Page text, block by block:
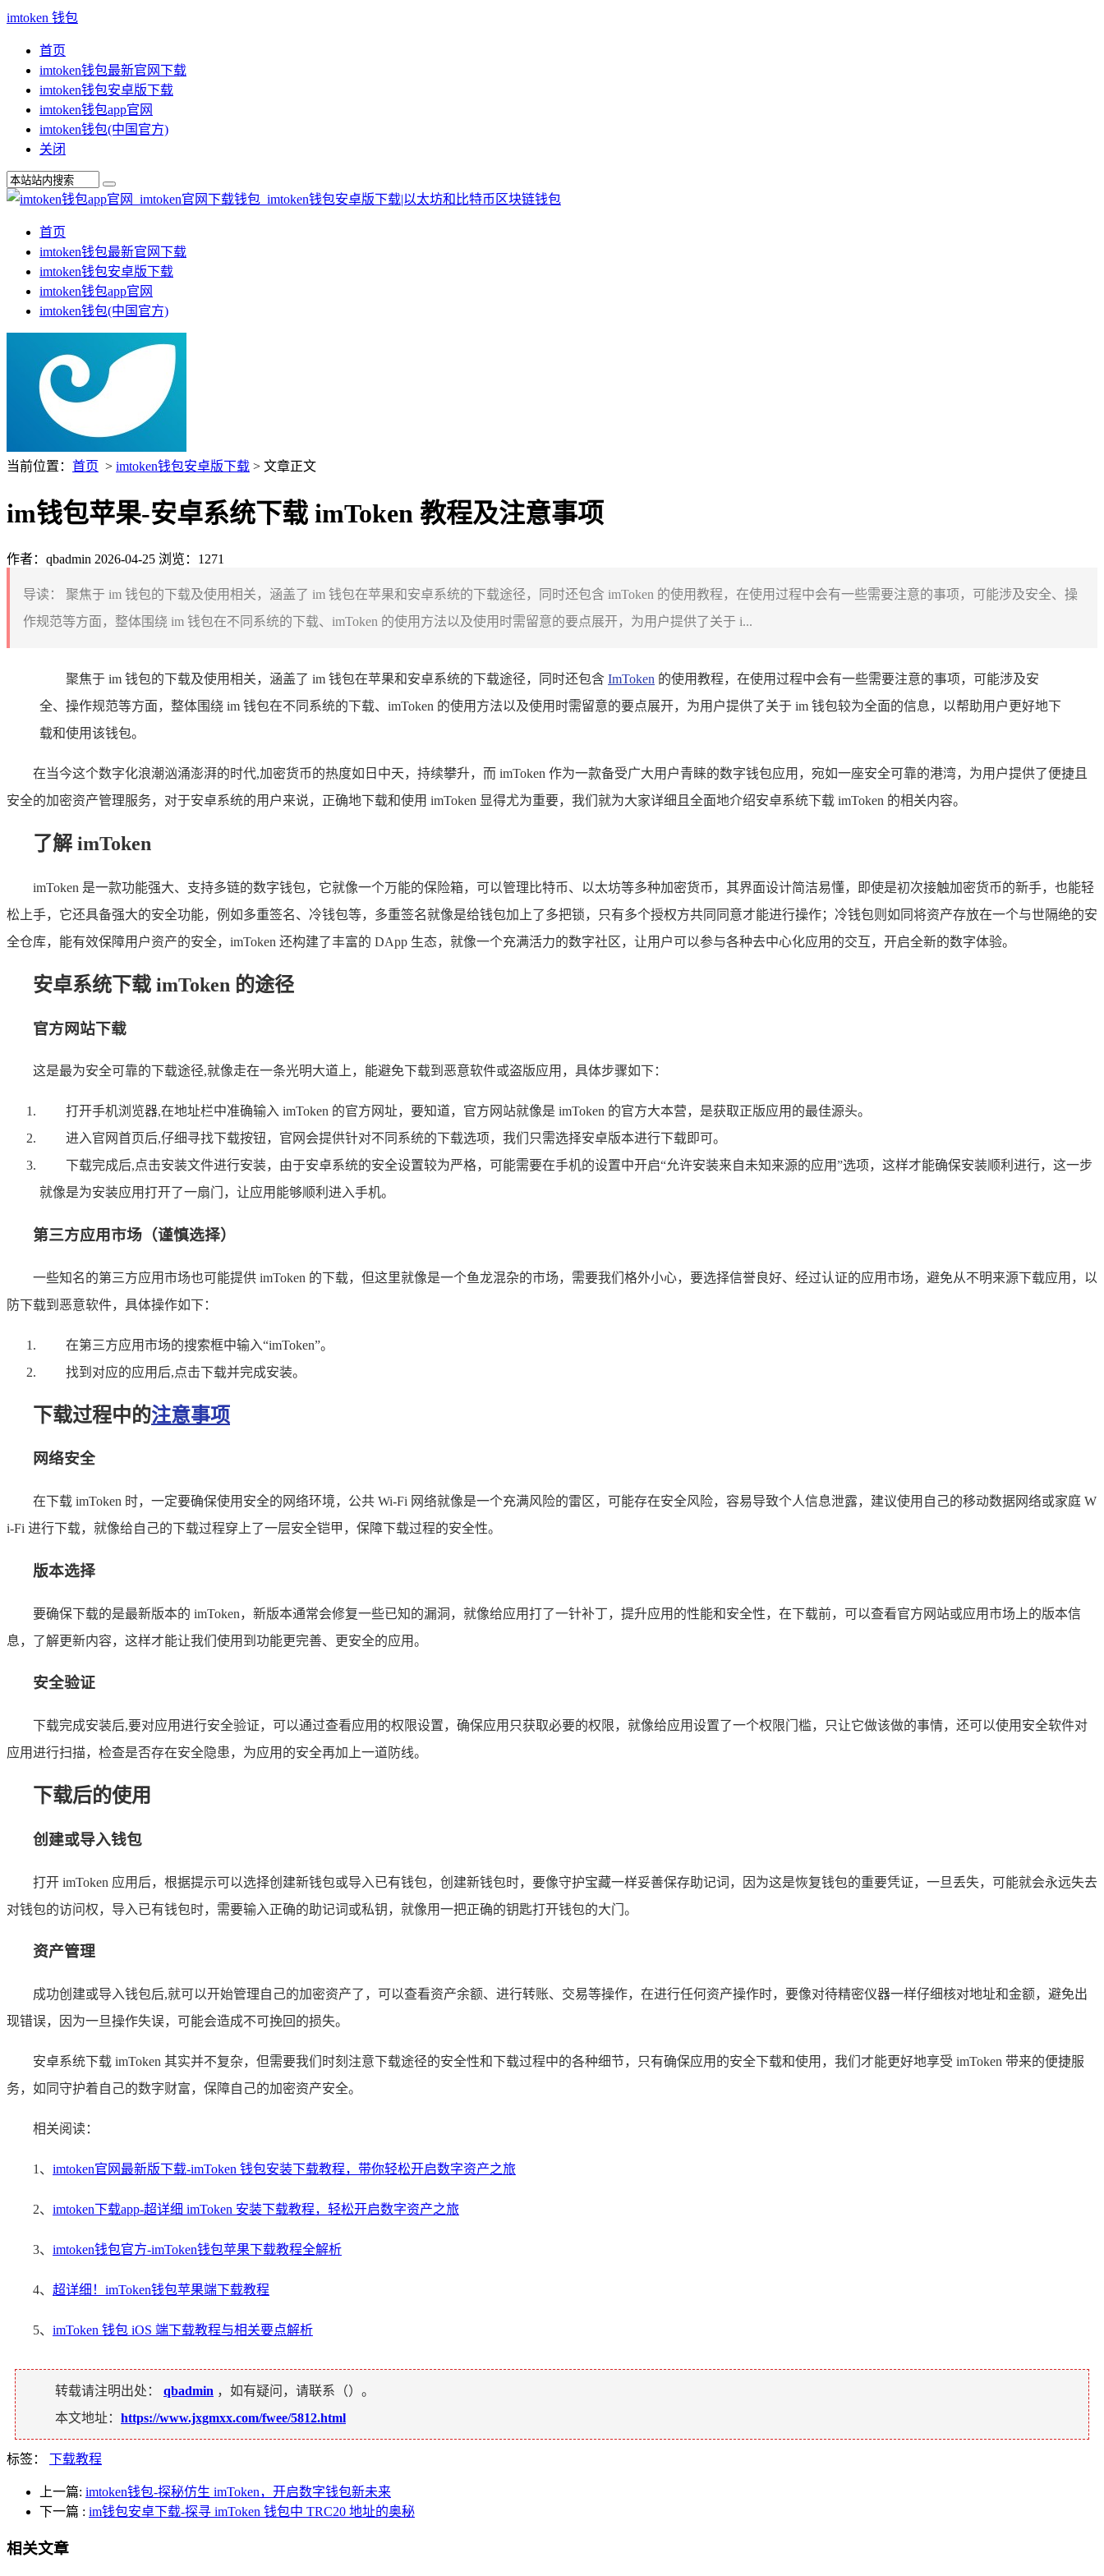
imtoken 钱包
首页
imtoken钱包最新官网下载
imtoken钱包安卓版下载
imtoken钱包app官网
imtoken钱包(中国官方)
关闭
首页
imtoken钱包最新官网下载
imtoken钱包安卓版下载
imtoken钱包app官网
imtoken钱包(中国官方)
当前位置： 首页 > imtoken钱包安卓版下载 > 文章正文
im钱包苹果-安卓系统下载 imToken 教程及注意事项
作者：qbadmin 2026-04-25 浏览：1271
导读：
聚焦于 im 钱包的下载及使用相关，涵盖了 im 钱包在苹果和安卓系统的下载途径，同时还包含 imToken 的使用教程，在使用过程中会有一些需要注意的事项，可能涉及安全、操
作规范等方面，整体围绕 im 钱包在不同系统的下载、imToken 的使用方法以及使用时需留意的要点展开，为用户提供了关于 i...
聚焦于 im 钱包的下载及使用相关，涵盖了 im 钱包在苹果和安卓系统的下载途径，同时还包含 ImToken 的使用教程，在使用过程中会有一些需要注意的事项，可能涉及安
全、操作规范等方面，整体围绕 im 钱包在不同系统的下载、imToken 的使用方法以及使用时需留意的要点展开，为用户提供了关于 im 钱包较为全面的信息，以帮助用户更好地下
载和使用该钱包。
在当今这个数字化浪潮汹涌澎湃的时代,加密货币的热度如日中天，持续攀升，而 imToken 作为一款备受广大用户青睐的数字钱包应用，宛如一座安全可靠的港湾，为用户提供了便捷且
安全的加密资产管理服务，对于安卓系统的用户来说，正确地下载和使用 imToken 显得尤为重要，我们就为大家详细且全面地介绍安卓系统下载 imToken 的相关内容。
了解 imToken
imToken 是一款功能强大、支持多链的数字钱包，它就像一个万能的保险箱，可以管理比特币、以太坊等多种加密货币，其界面设计简洁易懂，即使是初次接触加密货币的新手，也能轻
松上手，它还具备强大的安全功能，例如多重签名、冷钱包等，多重签名就像是给钱包加上了多把锁，只有多个授权方共同同意才能进行操作；冷钱包则如同将资产存放在一个与世隔绝的安
全仓库，能有效保障用户资产的安全，imToken 还构建了丰富的 DApp 生态，就像一个充满活力的数字社区，让用户可以参与各种去中心化应用的交互，开启全新的数字体验。
安卓系统下载 imToken 的途径
官方网站下载
这是最为安全可靠的下载途径,就像走在一条光明大道上，能避免下载到恶意软件或盗版应用，具体步骤如下：
打开手机浏览器,在地址栏中准确输入 imToken 的官方网址，要知道，官方网站就像是 imToken 的官方大本营，是获取正版应用的最佳源头。
进入官网首页后,仔细寻找下载按钮，官网会提供针对不同系统的下载选项，我们只需选择安卓版本进行下载即可。
下载完成后,点击安装文件进行安装，由于安卓系统的安全设置较为严格，可能需要在手机的设置中开启“允许安装来自未知来源的应用”选项，这样才能确保安装顺利进行，这一步
就像是为安装应用打开了一扇门，让应用能够顺利进入手机。
第三方应用市场（谨慎选择）
一些知名的第三方应用市场也可能提供 imToken 的下载，但这里就像是一个鱼龙混杂的市场，需要我们格外小心，要选择信誉良好、经过认证的应用市场，避免从不明来源下载应用，以
防下载到恶意软件，具体操作如下：
在第三方应用市场的搜索框中输入“imToken”。
找到对应的应用后,点击下载并完成安装。
下载过程中的注意事项
网络安全
在下载 imToken 时，一定要确保使用安全的网络环境，公共 Wi-Fi 网络就像是一个充满风险的雷区，可能存在安全风险，容易导致个人信息泄露，建议使用自己的移动数据网络或家庭 W
i-Fi 进行下载，就像给自己的下载过程穿上了一层安全铠甲，保障下载过程的安全性。
版本选择
要确保下载的是最新版本的 imToken，新版本通常会修复一些已知的漏洞，就像给应用打了一针补丁，提升应用的性能和安全性，在下载前，可以查看官方网站或应用市场上的版本信
息，了解更新内容，这样才能让我们使用到功能更完善、更安全的应用。
安全验证
下载完成安装后,要对应用进行安全验证，可以通过查看应用的权限设置，确保应用只获取必要的权限，就像给应用设置了一个权限门槛，只让它做该做的事情，还可以使用安全软件对
应用进行扫描，检查是否存在安全隐患，为应用的安全再加上一道防线。
下载后的使用
创建或导入钱包
打开 imToken 应用后，根据提示可以选择创建新钱包或导入已有钱包，创建新钱包时，要像守护宝藏一样妥善保存助记词，因为这是恢复钱包的重要凭证，一旦丢失，可能就会永远失去
对钱包的访问权，导入已有钱包时，需要输入正确的助记词或私钥，就像用一把正确的钥匙打开钱包的大门。
资产管理
成功创建或导入钱包后,就可以开始管理自己的加密资产了，可以查看资产余额、进行转账、交易等操作，在进行任何资产操作时，要像对待精密仪器一样仔细核对地址和金额，避免出
现错误，因为一旦操作失误，可能会造成不可挽回的损失。
安卓系统下载 imToken 其实并不复杂，但需要我们时刻注意下载途径的安全性和下载过程中的各种细节，只有确保应用的安全下载和使用，我们才能更好地享受 imToken 带来的便捷服
务，如同守护着自己的数字财富，保障自己的加密资产安全。
相关阅读：
1、 imtoken官网最新版下载-imToken 钱包安装下载教程，带你轻松开启数字资产之旅
2、 imtoken下载app-超详细 imToken 安装下载教程，轻松开启数字资产之旅
3、 imtoken钱包官方-imToken钱包苹果下载教程全解析
4、 超详细！imToken钱包苹果端下载教程
5、 imToken 钱包 iOS 端下载教程与相关要点解析
转载请注明出处： qbadmin ，如有疑问，请联系（）。
本文地址： https://www.jxgmxx.com/fwee/5812.html
标签： 下载教程
上一篇: imtoken钱包-探秘仿生 imToken，开启数字钱包新未来
下一篇 : im钱包安卓下载-探寻 imToken 钱包中 TRC20 地址的奥秘
相关文章